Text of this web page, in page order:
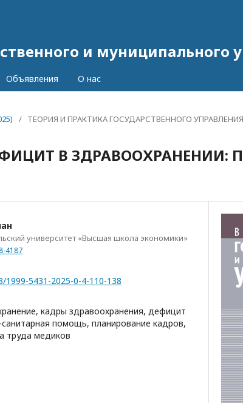
и муниципального
Объявления О нас
/ ТЕОРИЯ И ПРАКТИКА ГОСУДАРСТВЕННОГО УПРАВЛЕНИЯ
В ЗДРАВООХРАНЕНИИ:
университет «Высшая школа экономики»
4187
5431-2025-0-4-110-138
кадры здравоохранения, дефицит
помощь, планирование кадров,
труда медиков